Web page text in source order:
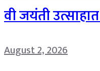
वी जयंती
August 2, 2026